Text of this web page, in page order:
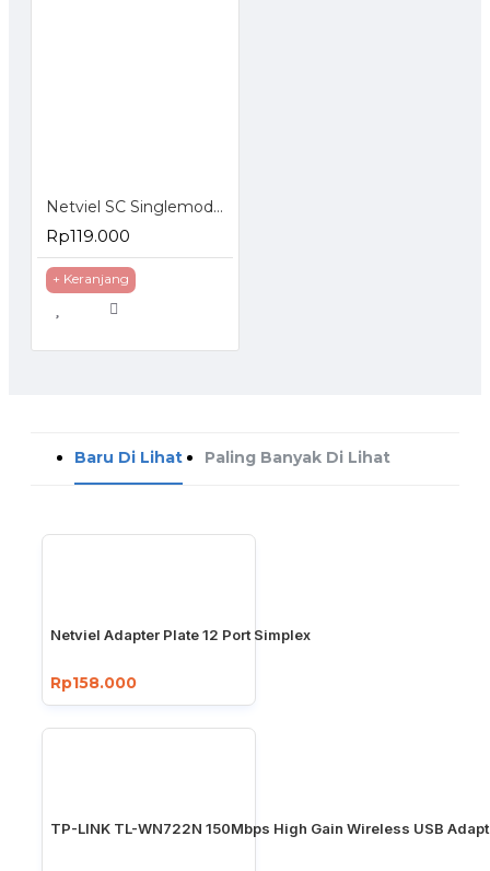
Netviel SC Singlemode APC Connector Epoxy Simplex
Rp119.000
+ Keranjang
Baru Di Lihat Paling Banyak Di Lihat
Netviel Adapter Plate 12 Port Simplex
Rp158.000
TP-LINK TL-WN722N 150Mbps High Gain Wireless USB